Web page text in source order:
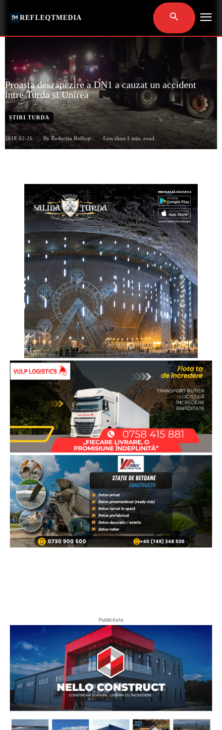
REFLEQTMEDIA
Proasta deszapezire a DN1 a cauzat un accident
intre Turda si Unirea
ȘTIRI TURDA
2018-02-26 By Redacția Refleqt Less than 1 min. read
Publicitate